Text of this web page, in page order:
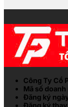
Công Ty Cổ
Mã số
Đăng ký
Đăng ký thay